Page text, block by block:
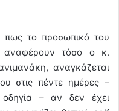
πως το προσωπικό του
αναφέρουν τόσο ο κ.
αναγκάζεται
στις πέντε ημέρες –
– αν δεν έχει